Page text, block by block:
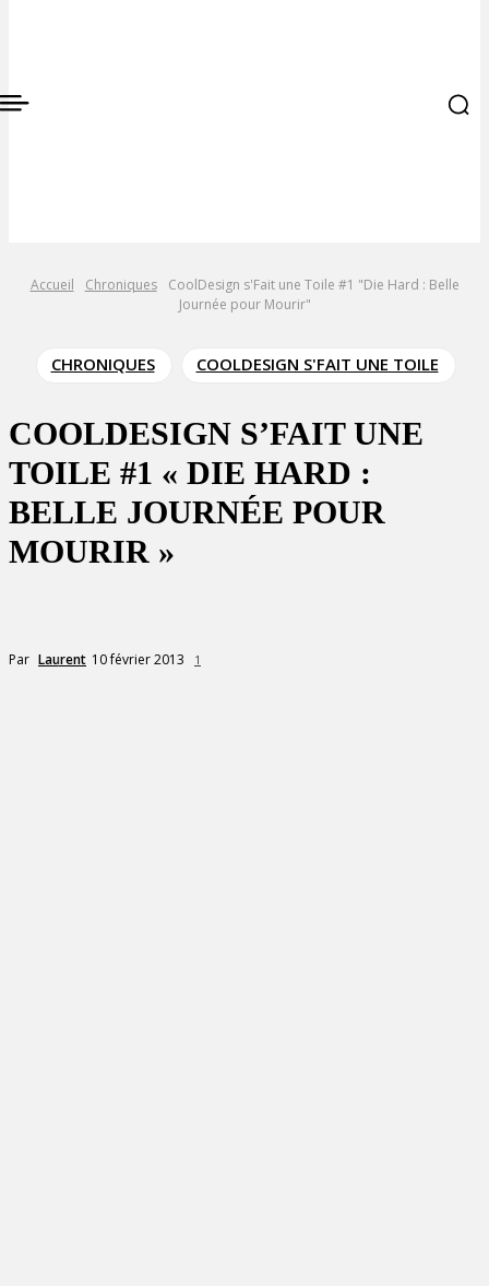
Accueil Chroniques
CoolDesign s'Fait une Toile #1 "Die Hard : Belle
Journée pour Mourir"
CHRONIQUES COOLDESIGN S'FAIT UNE TOILE
COOLDESIGN S’FAIT UNE
TOILE #1 « DIE HARD :
BELLE JOURNÉE POUR
MOURIR »
Par Laurent 10 février 2013 1